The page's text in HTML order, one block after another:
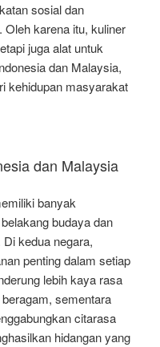
sosial dan
karena itu, kuliner
juga alat untuk
dan Malaysia,
kehidupan masyarakat
dan Malaysia
banyak
budaya dan
kedua negara,
penting dalam setiap
lebih kaya rasa
sementara
citarasa
hidangan yang